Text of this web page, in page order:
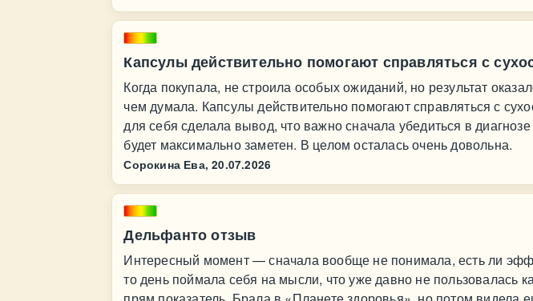
Капсулы действительно помогают справляться с
Когда покупала, не строила особых ожиданий, но результат
чем думала. Капсулы действительно помогают справляться с
для себя сделала вывод, что важно сначала убедиться в
будет максимально заметен. В целом осталась очень довольна.
Сорокина Ева, 20.07.2026
Дельфанто отзыв
Интересный момент — сначала вообще не понимала, есть ли
то день поймала себя на мысли, что уже давно не пользовалась